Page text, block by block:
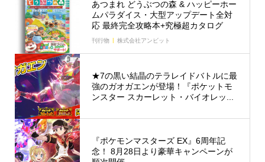
あつまれ どうぶつの森 & ハッピーホー
ムパラダイス・大型アップデート全対
応 最終完全攻略本+究極超カタログ
刊行物 株式会社アンビット
★7の黒い結晶のテラレイドバトルに最
強のガオガエンが登場！『ポケットモ
ンスター スカーレット・バイオレッ...
『ポケモンマスターズ EX』6周年記
念！ 8月28日より豪華キャンペーンが